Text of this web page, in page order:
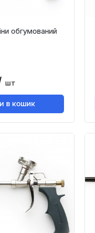
обгумований
шт
в кошик